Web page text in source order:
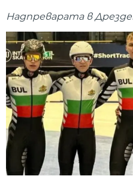
Надпреварата в